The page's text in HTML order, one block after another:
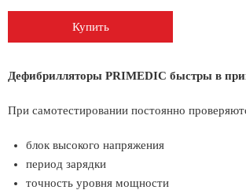
Купить
Дефибрилляторы PRIMEDIC быстры в
При самотестировании постоянно
блок высокого напряжения
период зарядки
точность уровня мощности